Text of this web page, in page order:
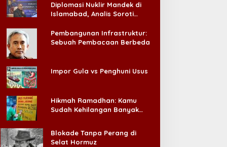
Diplomasi Nuklir Mandek di
Islamabad, Analis Soroti
Pembangunan Infrastruktur:
Sebuah Pembacaan Berbeda
Impor Gula vs Penghuni Usus
Hikmah Ramadhan: Kamu
Sudah Kehilangan Banyak
Blokade Tanpa Perang di
Selat Hormuz